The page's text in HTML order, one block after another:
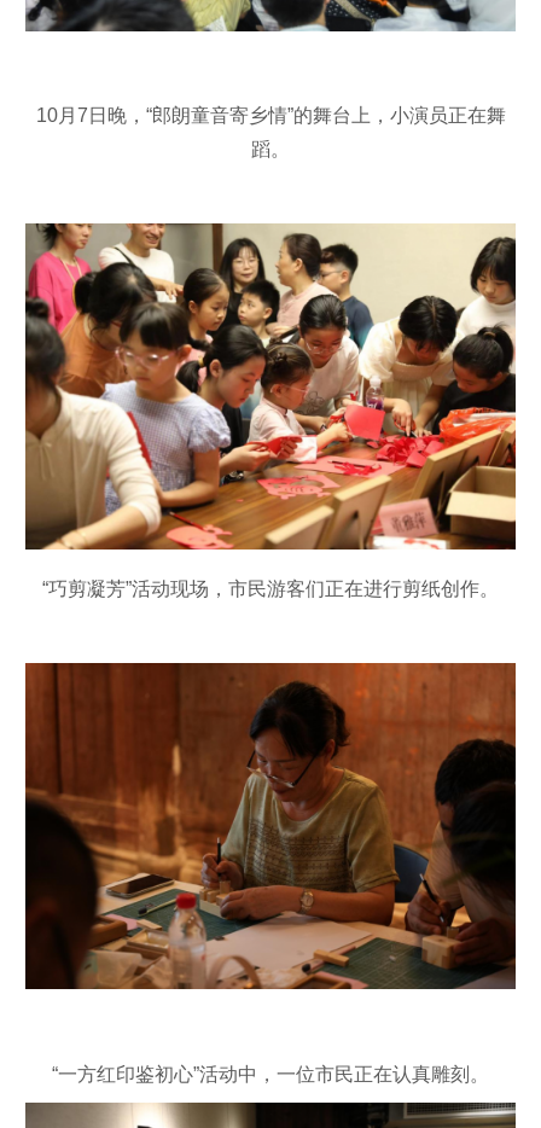
10月7日晚，“郎朗童音寄乡情”的舞台上，小演员正在舞
蹈。
“巧剪凝芳”活动现场，市民游客们正在进行剪纸创作。
“一方红印鉴初心”活动中，一位市民正在认真雕刻。